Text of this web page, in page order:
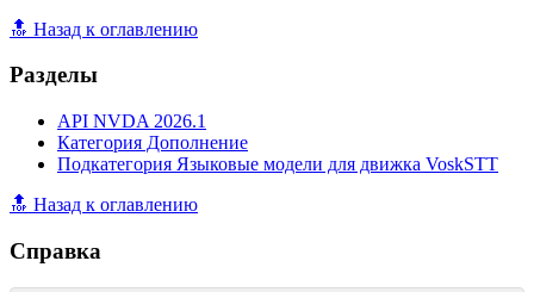
🔝 Назад к оглавлению
Разделы
API NVDA 2026.1
Категория Дополнение
Подкатегория Языковые модели для движка VoskSTT
🔝 Назад к оглавлению
Справка